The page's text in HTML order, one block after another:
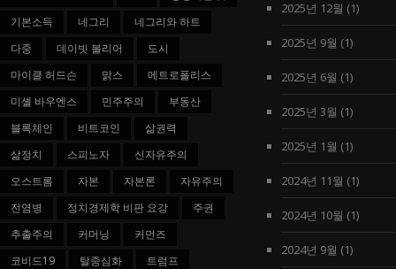
기본소득
네그리
네그리와 하트
다중
데이빗 볼리어
도시
마이클 허드슨
맑스
메트로폴리스
미셸 바우엔스
민주주의
부동산
블록체인
비트코인
삶권력
삶정치
스피노자
신자유주의
오스트롬
자본 자본론
자유주의
전염병
정치경제학 비판 요강
주권
추출주의
커머닝
커먼즈
코비드19
탈중심화
트럼프
2025년 12월 (1)
2025년 9월 (1)
2025년 6월 (1)
2025년 3월 (1)
2025년 1월 (1)
2024년 11월 (1)
2024년 10월 (1)
2024년 9월 (1)